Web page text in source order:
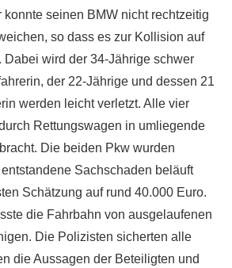
konnte seinen BMW nicht rechtzeitig
so dass es zur Kollision auf
Dabei wird der 34-Jährige schwer
der 22-Jährige und dessen 21
werden leicht verletzt. Alle vier
Rettungswagen in umliegende
Die beiden Pkw wurden
Sachschaden beläuft
Schätzung auf rund 40.000 Euro.
die Fahrbahn von ausgelaufenen
Die Polizisten sicherten alle
die Aussagen der Beteiligten und